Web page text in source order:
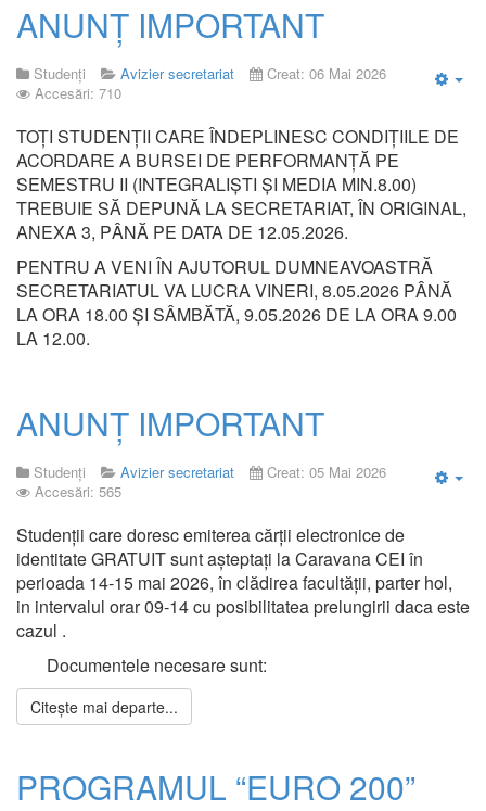
ANUNȚ IMPORTANT
Studenți Avizier secretariat
Creat: 06 Mai 2026
Accesări: 710
TOȚI STUDENȚII CARE ÎNDEPLINESC CONDIȚIILE DE
ACORDARE A BURSEI DE PERFORMANȚĂ PE
SEMESTRU II (INTEGRALIȘTI ȘI MEDIA MIN.8.00)
TREBUIE SĂ DEPUNĂ LA SECRETARIAT, ÎN ORIGINAL,
ANEXA 3, PÂNĂ PE DATA DE 12.05.2026.
PENTRU A VENI ÎN AJUTORUL DUMNEAVOASTRĂ
SECRETARIATUL VA LUCRA VINERI, 8.05.2026 PÂNĂ
LA ORA 18.00 ȘI SÂMBĂTĂ, 9.05.2026 DE LA ORA 9.00
LA 12.00.
ANUNȚ IMPORTANT
Studenți Avizier secretariat
Creat: 05 Mai 2026
Accesări: 565
Studenții care doresc emiterea cărții electronice de
identitate GRATUIT sunt așteptați la Caravana CEI în
perioada 14-15 mai 2026, în clădirea facultății, parter hol,
in intervalul orar 09-14 cu posibilitatea prelungirii daca este
cazul .
Documentele necesare sunt:
Citește mai departe...
PROGRAMUL “EURO 200”